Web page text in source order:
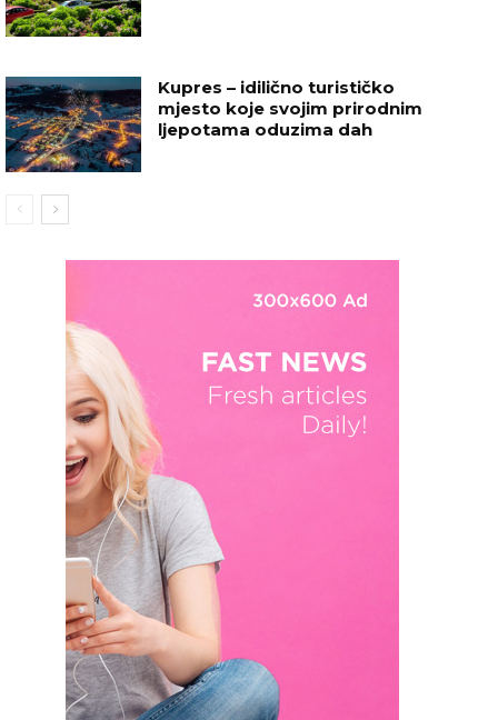
Kupres – idilično turističko
mjesto koje svojim prirodnim
ljepotama oduzima dah